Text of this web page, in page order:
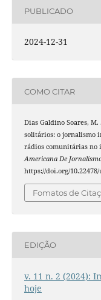
PUBLICADO
2024-12-31
COMO CITAR
Dias Galdino Soares,
solitários: o jornalismo
rádios comunitárias
Americana De
https://doi.org/10.22478/
Fomatos de
EDIÇÃO
v. 11 n. 2 (2024):
hoje